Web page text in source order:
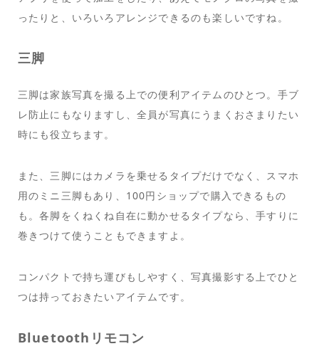
ったりと、いろいろアレンジできるのも楽しいですね。
三脚
三脚は家族写真を撮る上での便利アイテムのひとつ。手ブ
レ防止にもなりますし、全員が写真にうまくおさまりたい
時にも役立ちます。
また、三脚にはカメラを乗せるタイプだけでなく、スマホ
用のミニ三脚もあり、100円ショップで購入できるもの
も。各脚をくねくね自在に動かせるタイプなら、手すりに
巻きつけて使うこともできますよ。
コンパクトで持ち運びもしやすく、写真撮影する上でひと
つは持っておきたいアイテムです。
Bluetoothリモコン